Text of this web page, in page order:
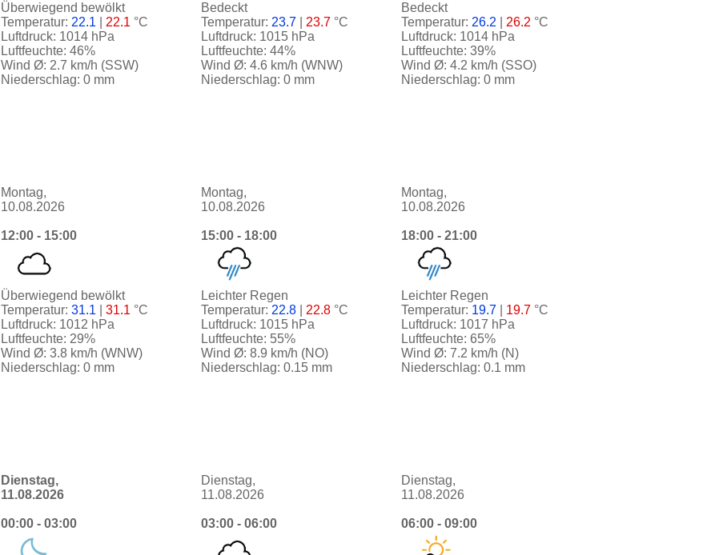
Überwiegend bewölkt
Temperatur: 22.1 22.1 °C
Luftdruck: 1014 hPa
Luftfeuchte: 46%
Wind Ø: 2.7 km/h (SSW)
Niederschlag: 0 mm
Bedeckt
Temperatur: 23.7 23.7 °C
Luftdruck: 1015 hPa
Luftfeuchte: 44%
Wind Ø: 4.6 km/h (WNW)
Niederschlag: 0 mm
Bedeckt
Temperatur: 26.2 26.2 °C
Luftdruck: 1014 hPa
Luftfeuchte: 39%
Wind Ø: 4.2 km/h (SSO)
Niederschlag: 0 mm
Montag,
10.08.2026
12:00 - 15:00
Überwiegend bewölkt
Temperatur: 31.1 31.1 °C
Luftdruck: 1012 hPa
Luftfeuchte: 29%
Wind Ø: 3.8 km/h (WNW)
Niederschlag: 0 mm
Montag,
10.08.2026
15:00 - 18:00
Leichter Regen
Temperatur: 22.8 22.8 °C
Luftdruck: 1015 hPa
Luftfeuchte: 55%
Wind Ø: 8.9 km/h (NO)
Niederschlag: 0.15 mm
Montag,
10.08.2026
18:00 - 21:00
Leichter Regen
Temperatur: 19.7 19.7 °C
Luftdruck: 1017 hPa
Luftfeuchte: 65%
Wind Ø: 7.2 km/h (N)
Niederschlag: 0.1 mm
Dienstag,
11.08.2026
00:00 - 03:00
Dienstag,
11.08.2026
03:00 - 06:00
Dienstag,
11.08.2026
06:00 - 09:00